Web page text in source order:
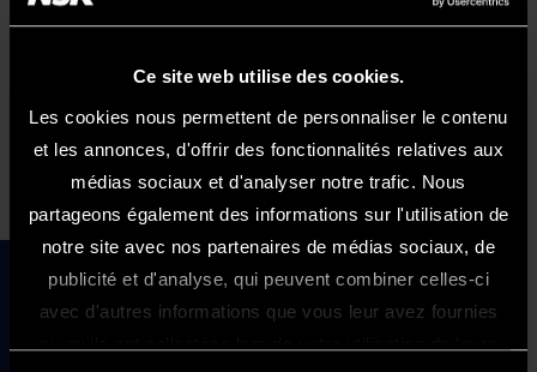
Ce site web utilise des cookies.
Les cookies nous permettent de personnaliser le contenu
et les annonces, d'offrir des fonctionnalités relatives aux
médias sociaux et d'analyser notre trafic. Nous
partageons également des informations sur l'utilisation de
notre site avec nos partenaires de médias sociaux, de
publicité et d'analyse, qui peuvent combiner celles-ci
avec d'autres informations que vous leur avez fournies
Bienvenue Sur Le Site NSK France
Retour au début de la page sur le
développement durable